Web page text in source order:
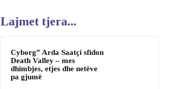
Lajmet tjera...
Cyborg” Arda Saatçi sfidon
Death Valley – mes
dhimbjes, etjes dhe netëve
pa gjumë